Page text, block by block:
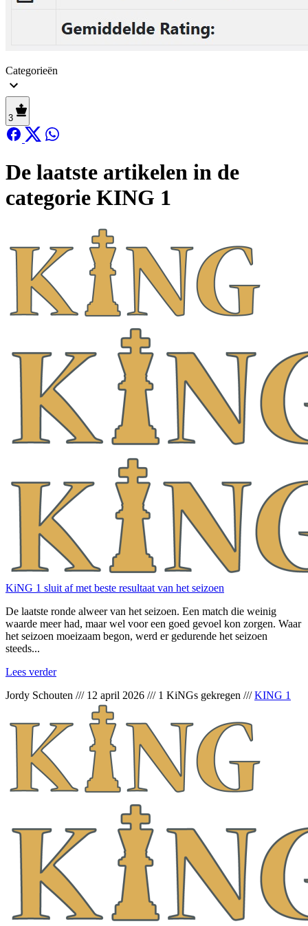
Categorieën
3
De laatste artikelen in de
categorie KING 1
KiNG 1 sluit af met beste resultaat van het seizoen
De laatste ronde alweer van het seizoen. Een match die weinig
waarde meer had, maar wel voor een goed gevoel kon zorgen. Waar
het seizoen moeizaam begon, werd er gedurende het seizoen
steeds...
Lees verder
Jordy Schouten /// 12 april 2026 /// 1 KiNGs gekregen ///KING 1